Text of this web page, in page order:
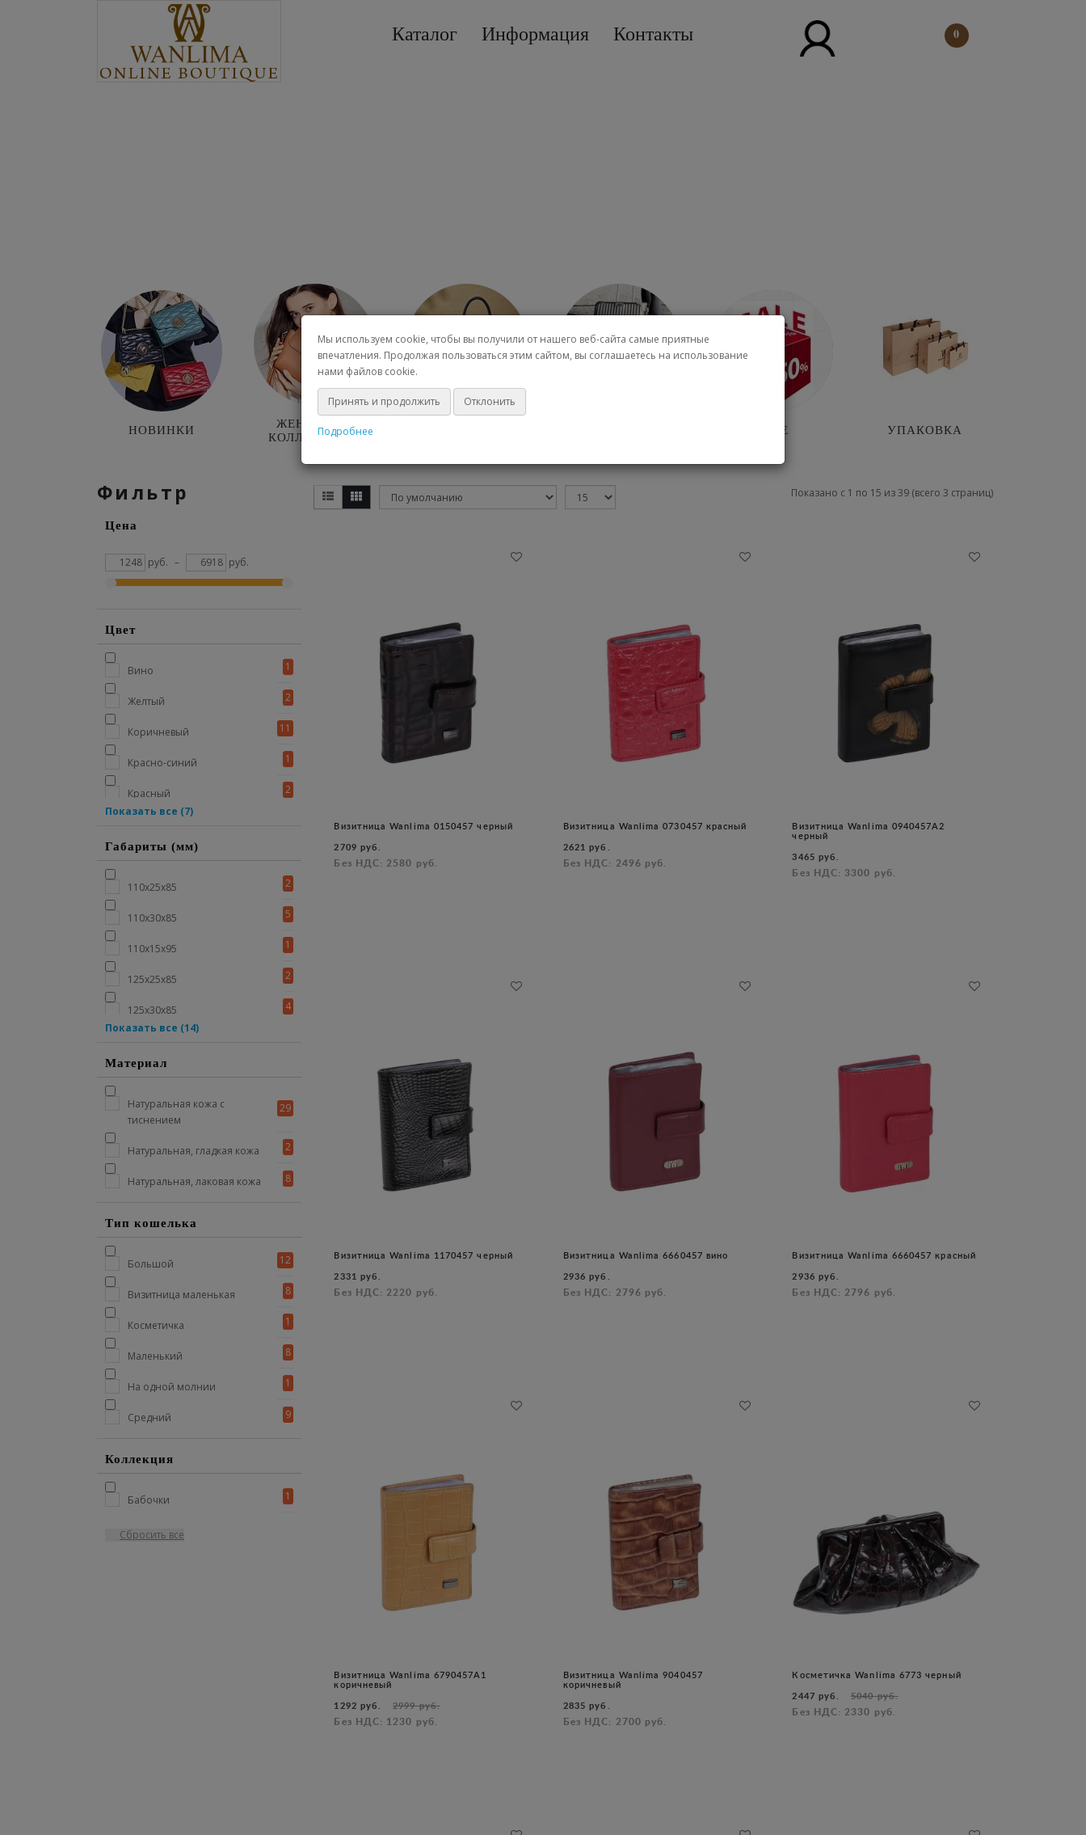
Каталог Информация Контакты 0
НОВИНКИ
ЖЕНСКАЯ
КОЛЛЕКЦИЯ
SALE УПАКОВКА
Фильтр
Цена
руб. – руб.
Цвет
Вино 1
Желтый 2
Коричневый 11
Красно-синий 1
Красный 2
Серый
Сине-красный 1
Синий 1
Темно-синий 2
Черно-серый 3
Чёрный 11
Показать все (7)
Габариты (мм)
110x25x85 2
110x30x85 5
110х15х95 1
125x25x85 2
125x30x85 4
140x25x90
185x25x90 2
2
1
200x20x100
1
1
3
2
1
1
Показать все (14)
Материал
Натуральная кожа с
тиснением
29
Натуральная, гладкая кожа 2
Натуральная, лаковая кожа 8
Тип кошелька
Большой 12
Визитница маленькая 8
Косметичка 1
Маленький 8
На одной молнии 1
Средний 9
Коллекция
Бабочки 1
Показано с 1 по 15 из 39 (всего 3 страниц)
Визитница Wanlima 0150457 черный
2709 руб.
Без НДС: 2580 руб.
Визитница Wanlima 0730457 красный
2621 руб.
Без НДС: 2496 руб.
Визитница Wanlima 0940457A2
черный
3465 руб.
Без НДС: 3300 руб.
Визитница Wanlima 1170457 черный
2331 руб.
Без НДС: 2220 руб.
Визитница Wanlima 6660457 вино
2936 руб.
Без НДС: 2796 руб.
Визитница Wanlima 6660457 красный
2936 руб.
Без НДС: 2796 руб.
Визитница Wanlima 6790457A1
коричневый
1292 руб.
2999 руб.
Без НДС: 1230 руб.
Визитница Wanlima 9040457
коричневый
2835 руб.
Без НДС: 2700 руб.
Косметичка Wanlima 6773 черный
2447 руб.
5040 руб.
Без НДС: 2330 руб.
Мы используем cookie, чтобы вы получили от нашего веб-сайта самые приятные
впечатления. Продолжая пользоваться этим сайтом, вы соглашаетесь на использование
нами файлов cookie.
Принять и продолжить Отклонить
Подробнее